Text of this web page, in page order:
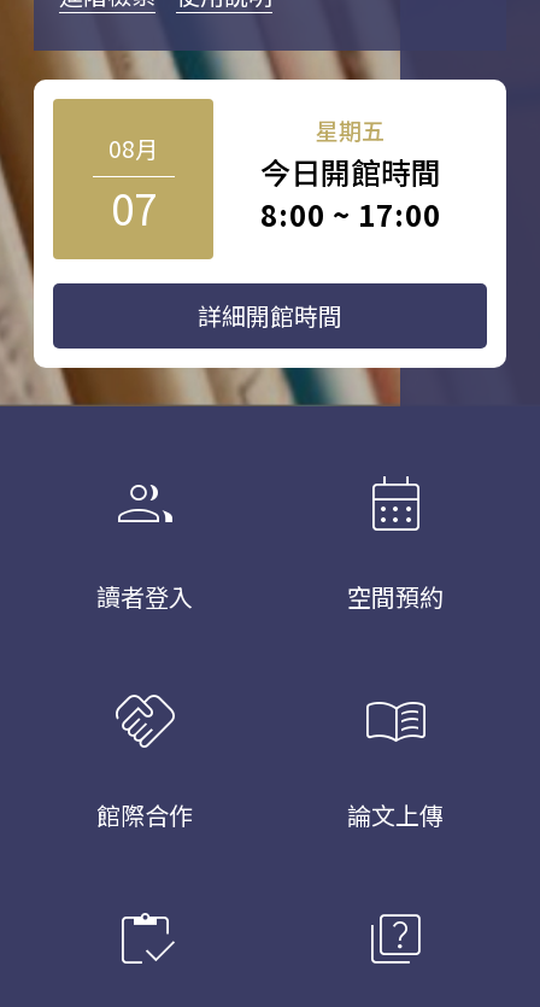
08月
07
星期五
今日開館時間
8:00 ~ 17:00
詳細開館時間
group
讀者登入
calendar_month
空間預約
handshake
館際合作
menu_book
論文上傳
inventory quiz